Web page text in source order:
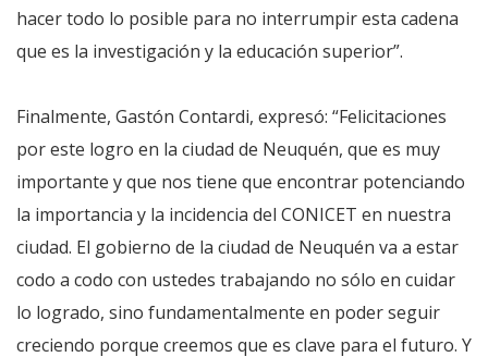
hacer todo lo posible para no interrumpir esta cadena
que es la investigación y la educación superior”.
Finalmente, Gastón Contardi, expresó: “Felicitaciones
por este logro en la ciudad de Neuquén, que es muy
importante y que nos tiene que encontrar potenciando
la importancia y la incidencia del CONICET en nuestra
ciudad. El gobierno de la ciudad de Neuquén va a estar
codo a codo con ustedes trabajando no sólo en cuidar
lo logrado, sino fundamentalmente en poder seguir
creciendo porque creemos que es clave para el futuro. Y